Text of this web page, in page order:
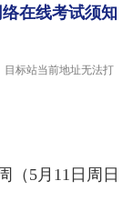
在线考试须知
目标站当前地址无法打
（ 5 月 11 日周日